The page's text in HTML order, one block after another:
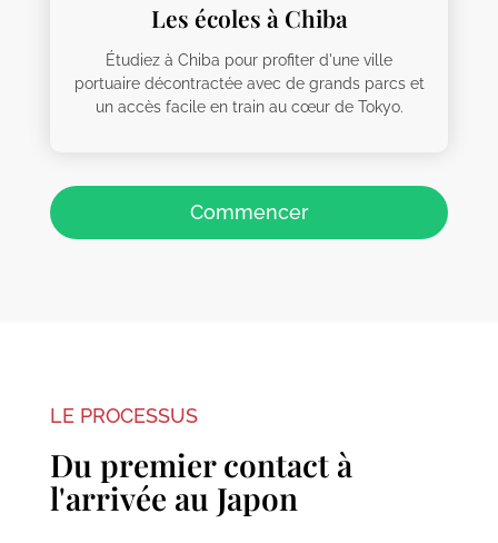
Les écoles à Chiba
Étudiez à Chiba pour profiter d'une ville
portuaire décontractée avec de grands parcs et
un accès facile en train au cœur de Tokyo.
Commencer
LE PROCESSUS
Du premier contact à
l'arrivée au Japon